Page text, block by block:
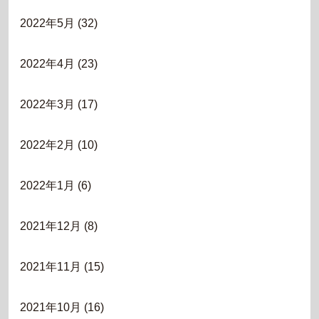
2022年5月 (32)
2022年4月 (23)
2022年3月 (17)
2022年2月 (10)
2022年1月 (6)
2021年12月 (8)
2021年11月 (15)
2021年10月 (16)